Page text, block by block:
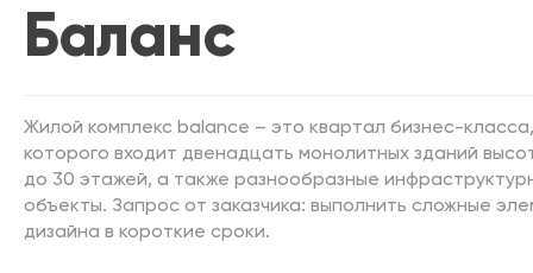
Баланс
Жилой комплекс balance – это квартал бизнес-
которого входит двенадцать монолитных зданий
до 30 этажей, а также разнообразные
объекты. Запрос от заказчика: выполнить сложные
дизайна в короткие сроки.